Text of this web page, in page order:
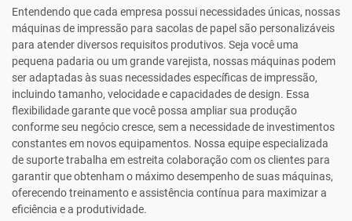
Entendendo que cada empresa possui necessidades únicas, nossas
máquinas de impressão para sacolas de papel são personalizáveis
para atender diversos requisitos produtivos. Seja você uma
pequena padaria ou um grande varejista, nossas máquinas podem
ser adaptadas às suas necessidades específicas de impressão,
incluindo tamanho, velocidade e capacidades de design. Essa
flexibilidade garante que você possa ampliar sua produção
conforme seu negócio cresce, sem a necessidade de investimentos
constantes em novos equipamentos. Nossa equipe especializada
de suporte trabalha em estreita colaboração com os clientes para
garantir que obtenham o máximo desempenho de suas máquinas,
oferecendo treinamento e assistência contínua para maximizar a
eficiência e a produtividade.